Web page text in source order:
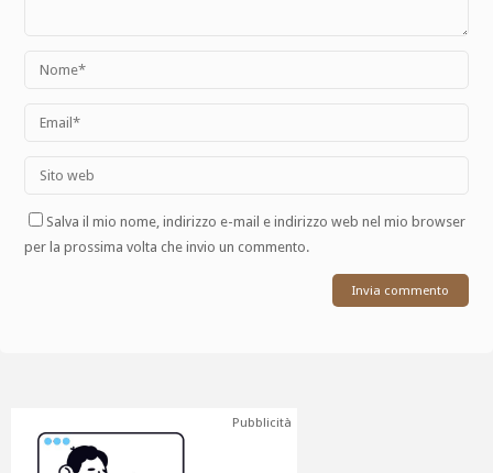
Salva il mio nome, indirizzo e-mail e indirizzo web nel mio browser
per la prossima volta che invio un commento.
Pubblicità